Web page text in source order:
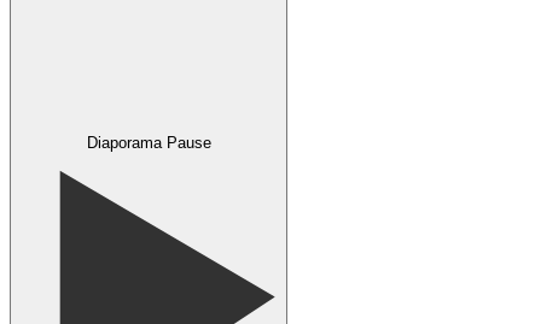
Diaporama Pause